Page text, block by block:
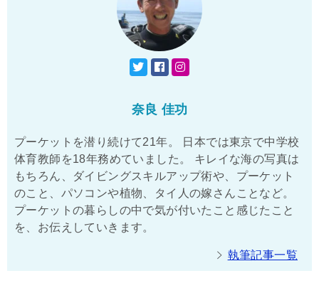
奈良 佳功
プーケットを潜り続けて21年。 日本では東京で中学校
体育教師を18年務めていました。 キレイな海の写真は
もちろん、ダイビングスキルアップ術や、プーケット
のこと、パソコンや植物、タイ人の嫁さんことなど。
プーケットの暮らしの中で気が付いたこと感じたこと
を、お伝えしていきます。
執筆記事一覧